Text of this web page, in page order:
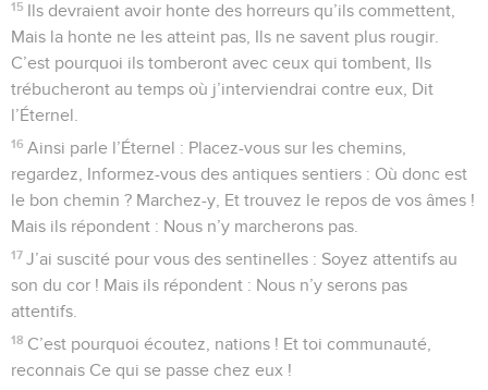
15 Ils devraient avoir honte des horreurs qu’ils commettent,
Mais la honte ne les atteint pas, Ils ne savent plus rougir.
C’est pourquoi ils tomberont avec ceux qui tombent, Ils
trébucheront au temps où j’interviendrai contre eux, Dit
l’Éternel.
16 Ainsi parle l’Éternel : Placez-vous sur les chemins,
regardez, Informez-vous des antiques sentiers : Où donc est
le bon chemin ? Marchez-y, Et trouvez le repos de vos âmes !
Mais ils répondent : Nous n’y marcherons pas.
17 J’ai suscité pour vous des sentinelles : Soyez attentifs au
son du cor ! Mais ils répondent : Nous n’y serons pas
attentifs.
18 C’est pourquoi écoutez, nations ! Et toi communauté,
reconnais Ce qui se passe chez eux !